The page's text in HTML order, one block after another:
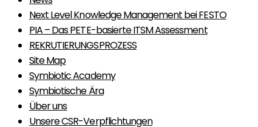
Next Level Knowledge Management bei FESTO
PIA – Das PETE-basierte ITSM Assessment
REKRUTIERUNGSPROZESS
Site Map
Symbiotic Academy
Symbiotische Ära
Über uns
Unsere CSR-Verpflichtungen